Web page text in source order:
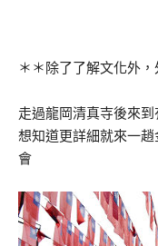
＊＊除了了解文化外
走過龍岡清真寺後來
想知道更詳細就來一
會